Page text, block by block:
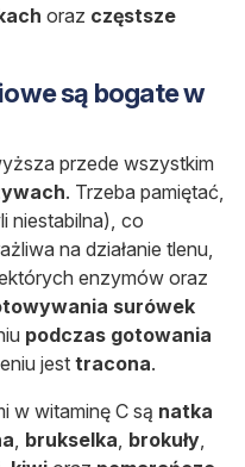
oraz częstsze
są bogate w
przede wszystkim
. Trzeba pamiętać,
niestabilna), co
na działanie tlenu,
enzymów oraz
surówek
podczas gotowania
jest tracona.
w witaminę C są natka
brukselka brokuły